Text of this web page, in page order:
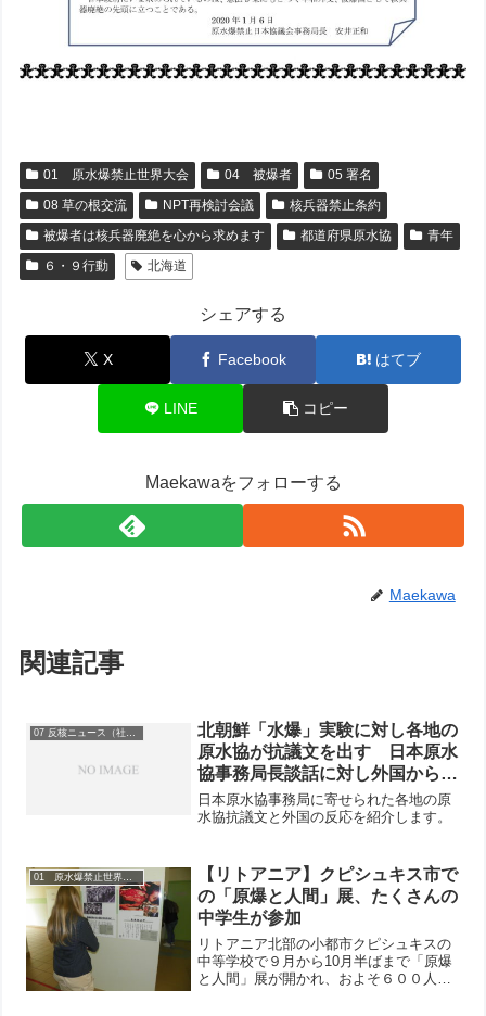
01 原水爆禁止世界大会 04 被爆者
05 署名
08 草の根交流
NPT再検討会議
核兵器禁止条約
被爆者は核兵器廃絶を心から求めます
都道府県原水協
青年
６・９行動
北海道
シェアする
X Facebook はてブ
LINE コピー
Maekawaをフォローする
Maekawa
関連記事
北朝鮮「水爆」実験に対し各地の
原水協が抗議文を出す 日本原水
協事務局長談話に対し外国からも
反応
日本原水協事務局に寄せられた各地の原
水協抗議文と外国の反応を紹介します。
01 原水爆禁止世界大会
【リトアニア】クピシュキス市で
の「原爆と人間」展、たくさんの
中学生が参加
リトアニア北部の小都市クピシュキスの
中等学校で９月から10月半ばまで「原爆
と人間」展が開かれ、およそ６００人の